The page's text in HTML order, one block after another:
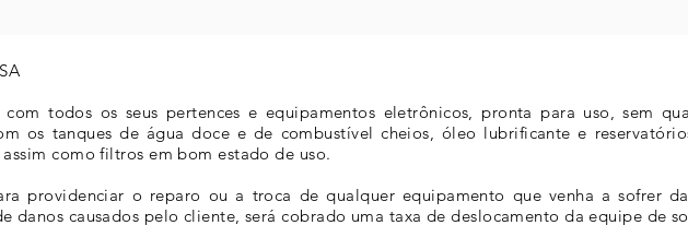
com todos os seus pertences e equipamentos eletrônicos, pronta para uso, sem
os tanques de água doce e de combustível cheios, óleo lubrificante e
como filtros em bom estado de uso.
providenciar o reparo ou a troca de qualquer equipamento que venha a sofrer
danos causados pelo cliente, será cobrado uma taxa de deslocamento da equipe de